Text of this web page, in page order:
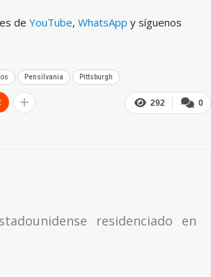
de YouTube, WhatsApp y síguenos
Pensilvania Pittsburgh
0
292
residenciado en